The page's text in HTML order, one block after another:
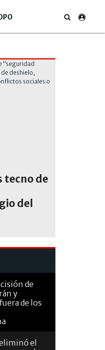
tecno de
del
de
y
de los
el